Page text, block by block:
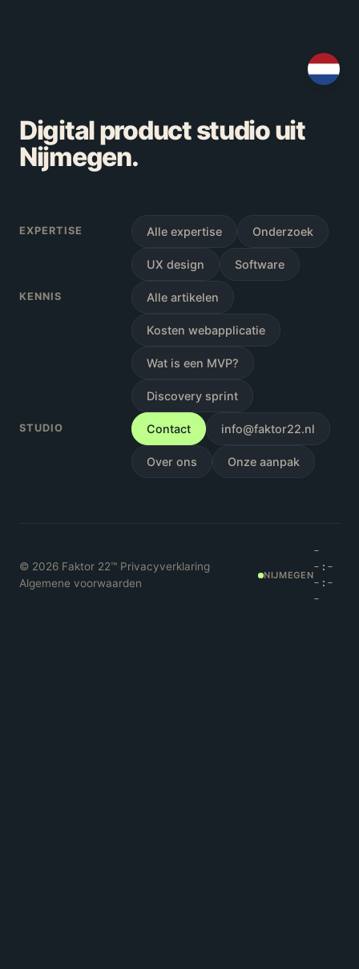
Digital product studio uit
Nijmegen.
EXPERTISE Alle expertise Onderzoek
UX design Software
KENNIS Alle artikelen
Kosten webapplicatie
Wat is een MVP?
Discovery sprint
STUDIO Contact info@faktor22.nl
Over ons Onze aanpak
© 2026 Faktor 22™ Privacyverklaring
Algemene voorwaarden
NIJMEGEN
-
-:-
-:-
-